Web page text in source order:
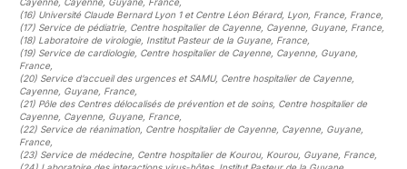
(16) Université Claude Bernard Lyon 1 et Centre Léon Bérard, Lyon, France, France,
(17) Service de pédiatrie, Centre hospitalier de Cayenne, Cayenne, Guyane, France,
(18) Laboratoire de virologie, Institut Pasteur de la Guyane, France,
(19) Service de cardiologie, Centre hospitalier de Cayenne, Cayenne, Guyane,
France,
(20) Service d’accueil des urgences et SAMU, Centre hospitalier de Cayenne,
Cayenne, Guyane, France,
(21) Pôle des Centres délocalisés de prévention et de soins, Centre hospitalier de
Cayenne, Cayenne, Guyane, France,
(22) Service de réanimation, Centre hospitalier de Cayenne, Cayenne, Guyane,
France,
(23) Service de médecine, Centre hospitalier de Kourou, Kourou, Guyane, France,